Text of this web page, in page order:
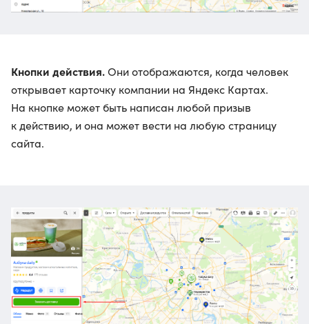
Кнопки действия.Они отображаются, когда человек
открывает карточку компании на Яндекс Картах.
На кнопке может быть написан любой призыв
к действию, и она может вести на любую страницу
сайта.